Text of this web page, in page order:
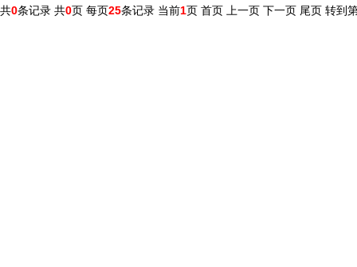
共0条记录 共0页 每页25条记录 当前1页 首页 上一页 下一页 尾页 转到